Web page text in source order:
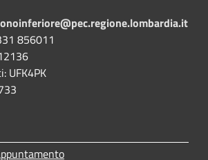
856011
UFK4PK